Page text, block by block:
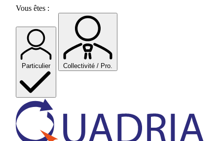
Skip
content
Vous êtes :
Particulier Collectivité / Pro.